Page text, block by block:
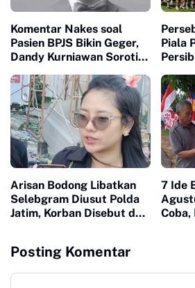
Komentar Nakes soal
Pasien BPJS Bikin Geger,
Dandy Kurniawan Soroti
Piala
Arisan Bodong Libatkan
Selebgram Diusut Polda
Jatim, Korban Disebut dari
7 Ide
Coba,
Posting Komentar